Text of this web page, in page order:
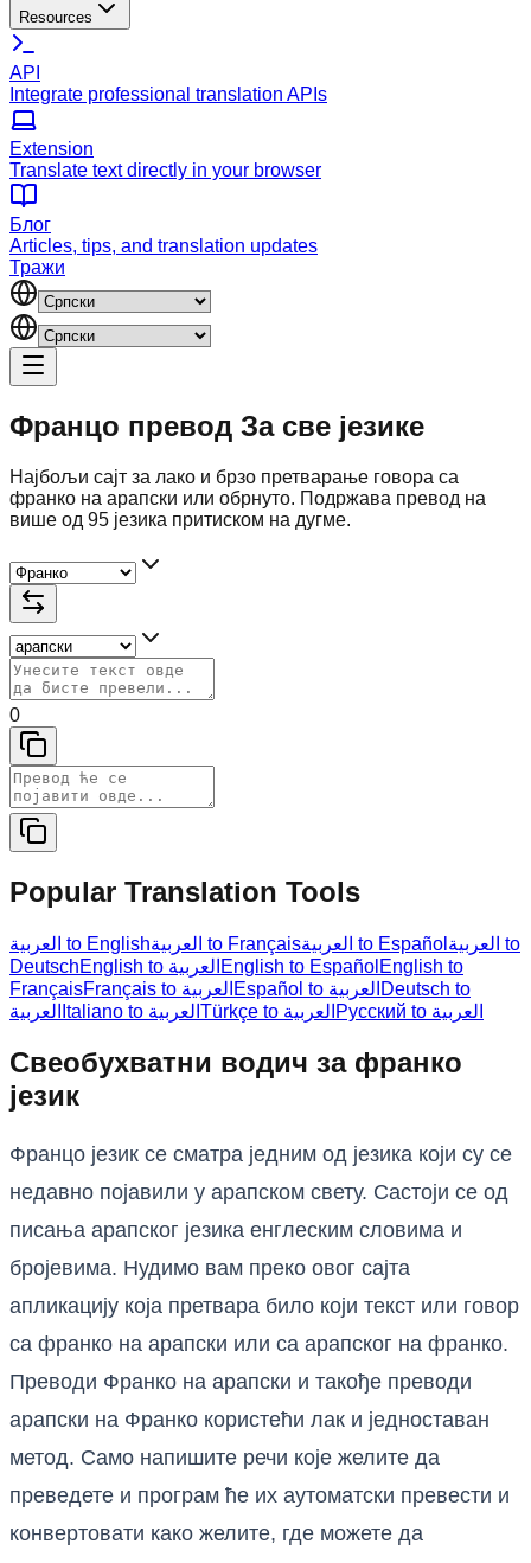
Resources
API
Integrate professional translation APIs
Extension
Translate text directly in your browser
Блог
Articles, tips, and translation updates
Тражи
Францо превод За све језике
Најбољи сајт за лако и брзо претварање говора са
франко на арапски или обрнуто. Подржава превод на
више од 95 језика притиском на дугме.
0
Popular Translation Tools
العربية to English العربية to Français العربية to Español العربية to
Deutsch
English to العربية English to Español English to
Français
Français to العربية Español to العربية Deutsch to
العربية
Italiano to العربية Türkçe to العربية Русский to العربية
Свеобухватни водич за франко
језик
Францо језик се сматра једним од језика који су се
недавно појавили у арапском свету. Састоји се од
писања арапског језика енглеским словима и
бројевима. Нудимо вам преко овог сајта
апликацију која претвара било који текст или говор
са франко на арапски или са арапског на франко.
Преводи Франко на арапски и такође преводи
арапски на Франко користећи лак и једноставан
метод. Само напишите речи које желите да
преведете и програм ће их аутоматски превести и
конвертовати како желите, где можете да